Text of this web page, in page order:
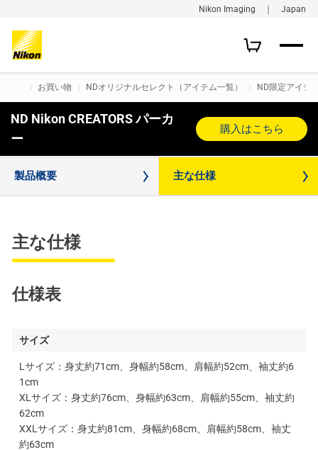
Nikon Imaging ｜ Japan
お買い物 NDオリジナルセレクト（アイテム一覧） ND限定アイテ
ND Nikon CREATORS パーカ
ー
購入はこちら
製品概要 主な仕様
主な仕様
仕様表
サイズ
Lサイズ：身丈約71cm、身幅約58cm、肩幅約52cm、袖丈約6
1cm
XLサイズ：身丈約76cm、身幅約63cm、肩幅約55cm、袖丈約
62cm
XXLサイズ：身丈約81cm、身幅約68cm、肩幅約58cm、袖丈
約63cm